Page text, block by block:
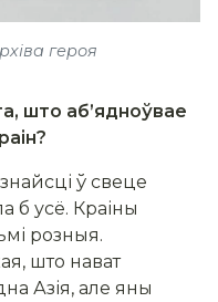
героя
што аб’ядноўвае
ў свеце
б усё. Краіны
розныя.
што нават
Азія, але яны